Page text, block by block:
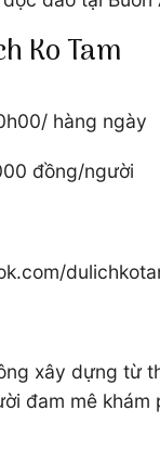
Ko Tam
hàng ngày
đồng/người
xây dựng từ
đam mê